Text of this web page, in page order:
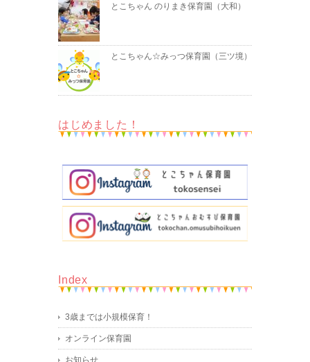
とこちゃん のりまき保育園（大和）
とこちゃん☆みっつ保育園（三ツ境）
はじめました！
Index
3歳までは小規模保育！
オンライン保育園